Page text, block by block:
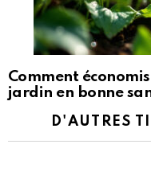
Comment
jardin en bonne
D'AUTRES